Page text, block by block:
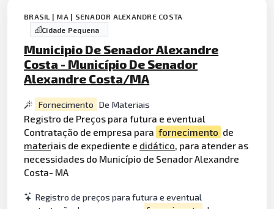
BRASIL | MA | SENADOR ALEXANDRE COSTA
Cidade Pequena
Municipio De Senador Alexandre
Costa - Município De Senador
Alexandre Costa/MA
Fornecimento De Materiais
Registro de Preços para futura e eventual
Contratação de empresa para fornecimento de
materiais de expediente e didático, para atender as
necessidades do Município de Senador Alexandre
Costa- MA
Registro de preços para futura e eventual